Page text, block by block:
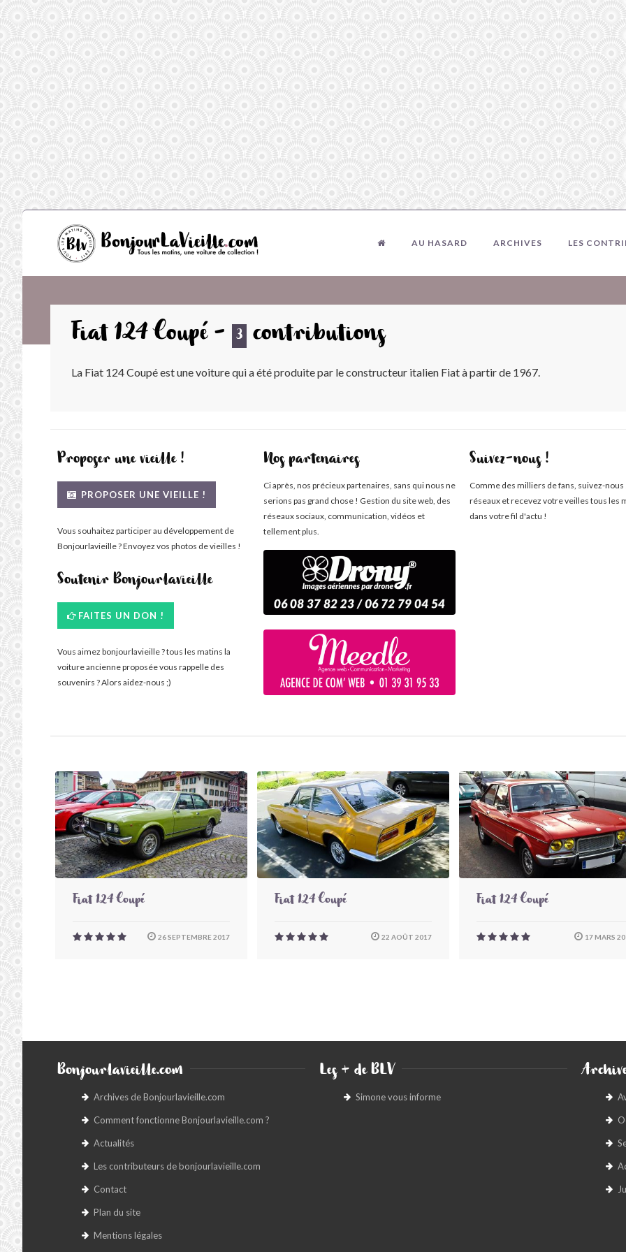
AU HASARD ARCHIVES LES
Fiat 124 Coupé - 3 contributions
La Fiat 124 Coupé est une voiture qui a été produite par le constructeur italien Fiat à partir de 1967.
Proposer une vieille !
PROPOSER UNE VIEILLE !
Vous souhaitez participer au développement de
Bonjourlavieille ? Envoyez vos photos de vieilles !
Soutenir Bonjourlavieille
FAITES UN DON !
Vous aimez bonjourlavieille ? tous les matins la
voiture ancienne proposée vous rappelle des
souvenirs ? Alors aidez-nous ;)
Nos partenaires
Ci après, nos précieux partenaires, sans qui nous ne
serions pas grand chose ! Gestion du site web, des
réseaux sociaux, communication, vidéos et
tellement plus.
Suivez-nous !
Comme des milliers de fans, suivez-nous
réseaux et recevez votre veilles tous les
dans votre fil d'actu !
Fiat 124 Coupé
26 SEPTEMBRE 2017
Fiat 124 Coupé
22 AOÛT 2017
Fiat 124 Coupé
17 MARS
Bonjourlavieille.com
Archives de Bonjourlavieille.com
Comment fonctionne Bonjourlavieille.com ?
Actualités
Les contributeurs de bonjourlavieille.com
Contact
Plan du site
Mentions légales
Les + de BLV
Simone vous informe